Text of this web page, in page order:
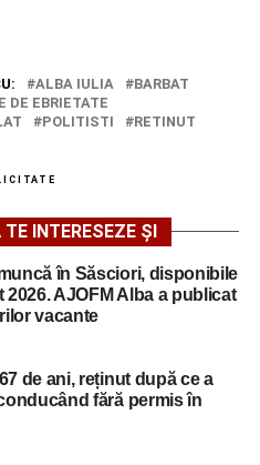
ALBA IULIA
BARBAT
DE EBRIETATE
POLITISTI
RETINUT
INTERESEZE ȘI
în Săsciori, disponibile
2026. AJOFM Alba a publicat
vacante
de ani, reținut după ce a
fără permis în